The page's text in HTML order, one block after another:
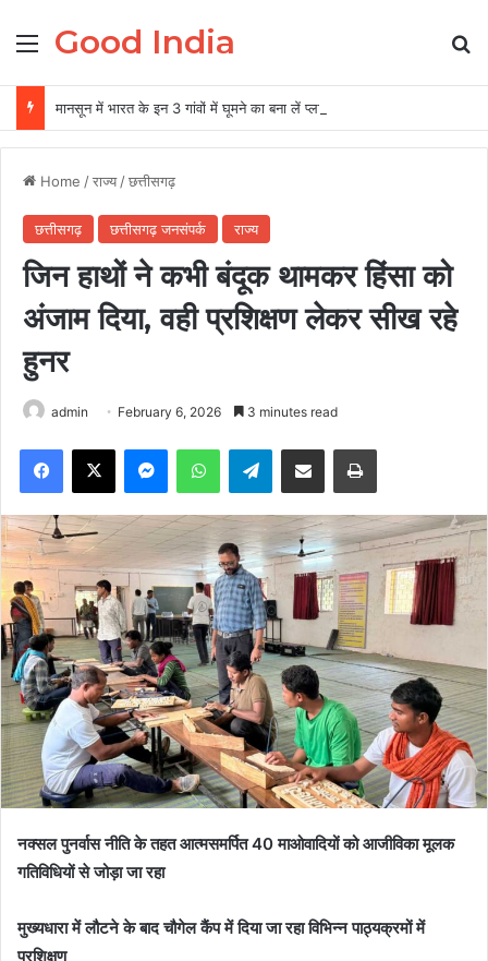
Menu
Good India
Home /राज्य /छत्तीसगढ़
छत्तीसगढ़ छत्तीसगढ़ जनसंपर्क राज्य
जिन हाथों ने कभी बंदूक थामकर हिंसा को
अंजाम दिया, वही प्रशिक्षण लेकर सीख रहे
हुनर
admin February 6, 2026 3 minutes read
Facebook
X MessengerWhatsAppTelegramShare via Email Print
नक्सल पुनर्वास नीति के तहत आत्मसमर्पित 40 माओवादियों को आजीविका मूलक
गतिविधियों से जोड़ा जा रहा
मुख्यधारा में लौटने के बाद चौगेल कैंप में दिया जा रहा विभिन्न पाठ्यक्रमों में
प्रशिक्षण